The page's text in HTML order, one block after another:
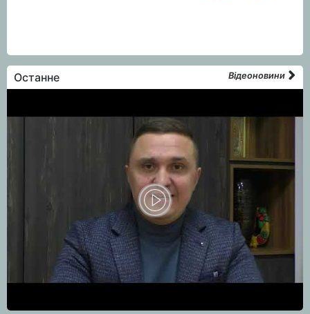
Останне Відеоновини